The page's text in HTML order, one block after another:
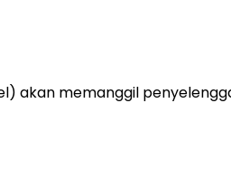
akan memanggil